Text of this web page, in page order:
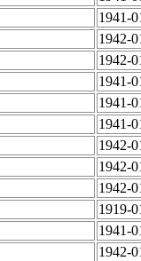
1941-
1942-
1942-
1941-
1941-
1941-
1942-
1942-
1942-
1919-
1941-
1942-